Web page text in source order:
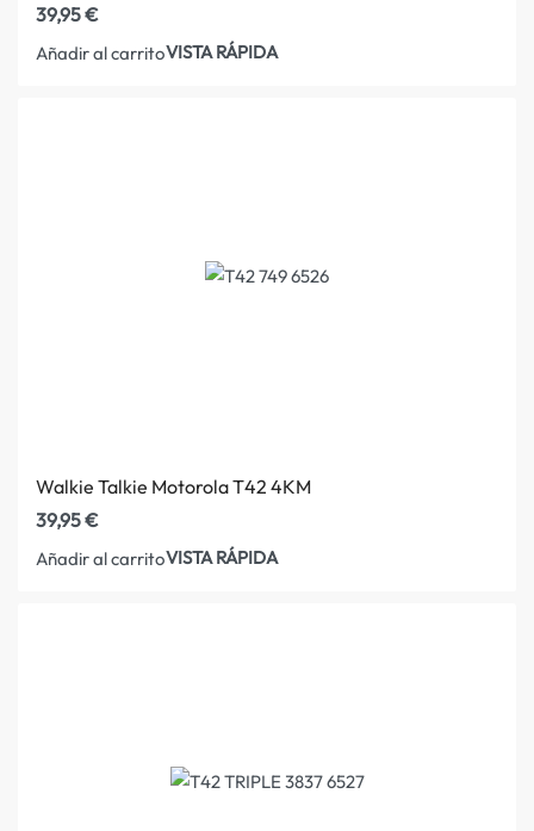
39,95€
Añadir al carritoVISTA RÁPIDA
Walkie Talkie Motorola T42 4KM
39,95€
Añadir al carritoVISTA RÁPIDA